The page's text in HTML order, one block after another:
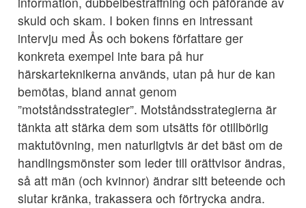
skuld och skam. I boken finns en intressant
intervju med Ås och bokens författare ger
konkreta exempel inte bara på hur
härskarteknikerna används, utan på hur de kan
bemötas, bland annat genom
”motståndsstrategier”. Motståndsstrategierna är
tänkta att stärka dem som utsätts för otillbörlig
maktutövning, men naturligtvis är det bäst om de
handlingsmönster som leder till orättvisor ändras,
så att män (och kvinnor) ändrar sitt beteende och
slutar kränka, trakassera och förtrycka andra.